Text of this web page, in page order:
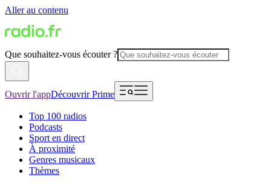
Aller au contenu
Que souhaitez-vous écouter ?
Ouvrir l'appDécouvrir Prime
Top 100 radios
Podcasts
Sport en direct
À proximité
Genres musicaux
Thèmes